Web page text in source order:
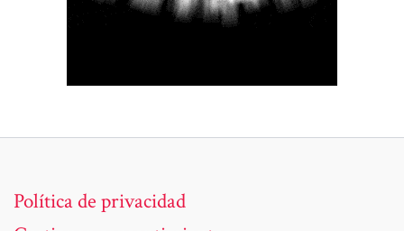
Política de privacidad